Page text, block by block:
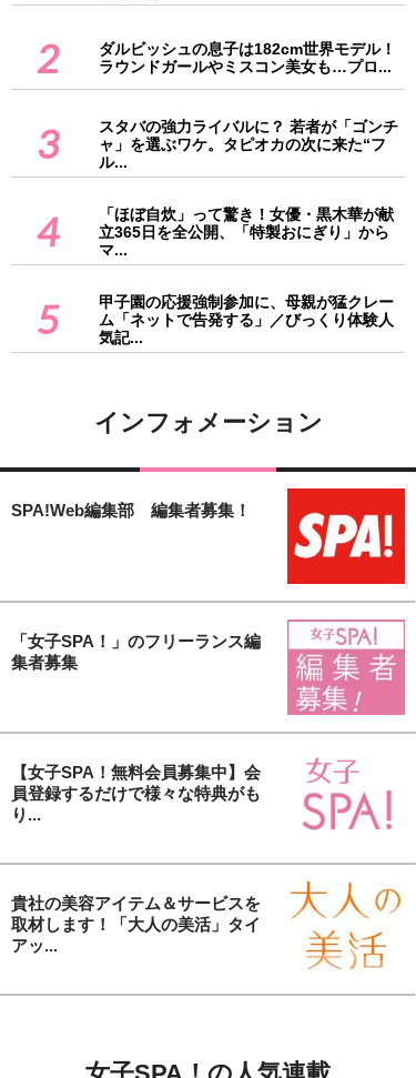
2
ダルビッシュの息子は182cm世界モデル！
ラウンドガールやミスコン美女も…プロ...
3
スタバの強力ライバルに？ 若者が「ゴンチ
ャ」を選ぶワケ。タピオカの次に来た“フ
ル...
4
「ほぼ自炊」って驚き！女優・黒木華が献
立365日を全公開、「特製おにぎり」から
マ...
5
甲子園の応援強制参加に、母親が猛クレー
ム「ネットで告発する」／びっくり体験人
気記...
インフォメーション
SPA!Web編集部 編集者募集！
「女子SPA！」のフリーランス編
集者募集
【女子SPA！無料会員募集中】会
員登録するだけで様々な特典がも
り...
貴社の美容アイテム＆サービスを
取材します！「大人の美活」タイ
アッ...
女子SPA！の人気連載